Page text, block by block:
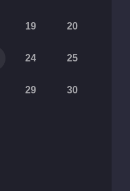
19 20
24 25
29 30